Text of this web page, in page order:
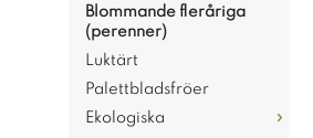
Blommande fleråriga
(perenner)
Luktärt
Palettbladsfröer
Ekologiska